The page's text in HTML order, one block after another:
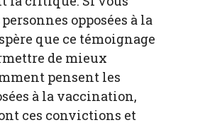
opposées à la
que ce témoignage
de mieux
pensent les
à la vaccination,
ces convictions et